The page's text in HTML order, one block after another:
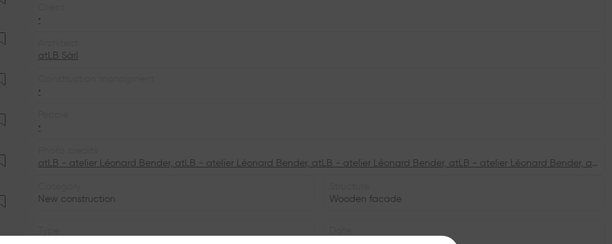
•
atLB Sàrl
•
•
atLB - atelier Léonard Bender, atLB - atelier Léonard Bender, atLB - atelier Léonard Bender, atLB - atelier Léonard Bender, atLB - atelier Léonard Bender, atLB - atelier Léonard Bender
New construction
Wooden facade